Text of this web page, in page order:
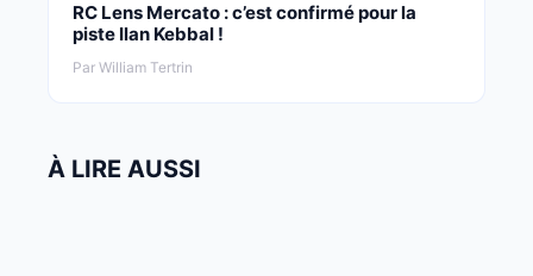
RC Lens Mercato : c’est confirmé pour la
piste Ilan Kebbal !
Par William Tertrin
À LIRE AUSSI